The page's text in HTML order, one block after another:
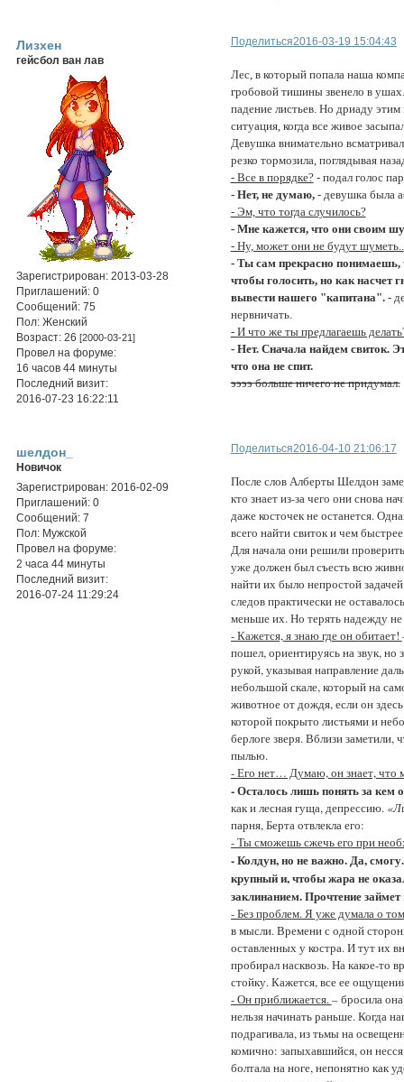
Поделиться2016-03-19 15:04:43
Лизхен
гейсбол ван лав
Зарегистрирован: 2013-03-28
Приглашений: 0
Сообщений: 75
Пол: Женский
Возраст: 26[2000-03-21]
Провел на форуме:
16 часов 44 минуты
Последний визит:
2016-07-23 16:22:11
Лес, в который попала наша
гробовой тишины звенело в
падение листьев. Но дриаду
ситуация, когда все живое
Девушка внимательно
резко тормозила, поглядывая
- Все в порядке?- подал голос
- Нет, не думаю,- девушка была
- Эм, что тогда случилось?
- Мне кажется, что они своим
- Ну, может они не будут шуметь..
- Ты сам прекрасно понимаешь,
чтобы голосить, но как насчет
вывести нашего "капитана".-
нервничать.
- И что же ты предлагаешь
- Нет. Сначала найдем свиток.
что она не спит.
ээээ больше ничего не придумал.
Поделиться2016-04-10 21:06:17
шелдон_
Новичок
Зарегистрирован: 2016-02-09
Приглашений: 0
Сообщений: 7
Пол: Мужской
Провел на форуме:
2 часа 44 минуты
Последний визит:
2016-07-24 11:29:24
После слов Алберты Шелдон
кто знает из-за чего они снова
даже косточек не останется.
всего найти свиток и чем
Для начала они решили
уже должен был съесть всю
найти их было непростой
следов практически не
меньше их. Но терять надежду не
- Кажется, я знаю где он обитает!
пошел, ориентируясь на звук, но
рукой, указывая направление
небольшой скале, который на
животное от дождя, если он
которой покрыто листьями и
берлоге зверя. Вблизи
пылью.
- Его нет… Думаю, он знает, что
- Осталось лишь понять за
как и лесная гуща, депрессию.
парня, Берта отвлекла его:
- Ты сможешь сжечь его при
- Колдун, но не важно. Да,
крупный и, чтобы жара не
заклинанием. Прочтение
- Без проблем. Я уже думала о
в мысли. Времени с одной
оставленных у костра. И тут их
пробирал насквозь. На какое-то
стойку. Кажется, все ее
- Он приближается.– бросила
нельзя начинать раньше. Когда
подрагивала, из тьмы на
комично: запыхавшийся, он несся
болтала на ноге, непонятно как